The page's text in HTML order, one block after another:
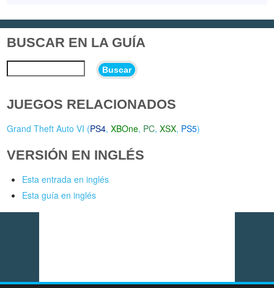
BUSCAR EN LA GUÍA
Buscar
JUEGOS RELACIONADOS
Grand Theft Auto VI (PS4,XBOne, PC,XSX, PS5)
VERSIÓN EN INGLÉS
Esta entrada en inglés
Esta guía en inglés